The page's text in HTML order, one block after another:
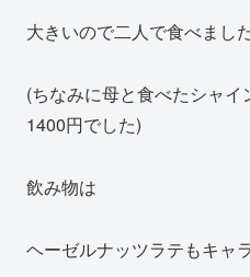
大きいので二人で食べました
(ちなみに母と食べたシャ
1400円でした)
飲み物は
ヘーゼルナッツラテもキャ